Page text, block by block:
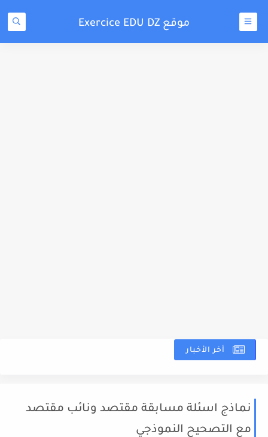
موقع Exercice EDU DZ
أخر الأخبار
نماذج اسئلة مسابقة مقتصد ونائب مقتصد
مع التصحيح النموذجي